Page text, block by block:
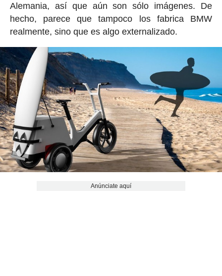
Alemania, así que aún son sólo imágenes. De
hecho, parece que tampoco los fabrica BMW
realmente, sino que es algo externalizado.
Anúnciate aquí